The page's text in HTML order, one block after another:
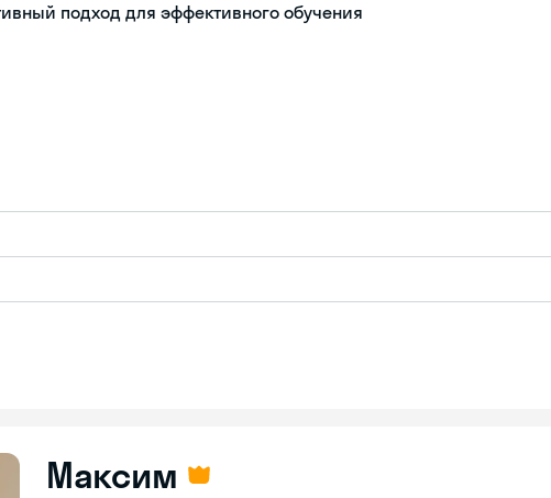
подход для эффективного обучения
Максим